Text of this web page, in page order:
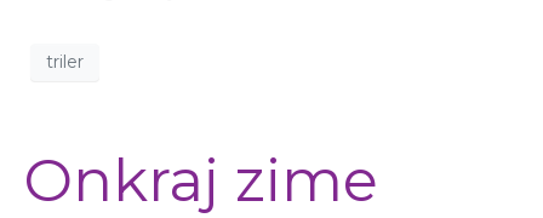
triler
Onkraj zime